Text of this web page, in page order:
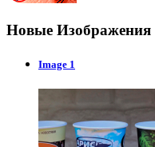
Новые Изображения
Image 1